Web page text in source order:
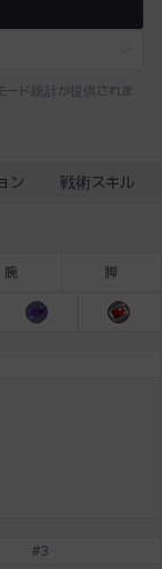
クレイヴァー クロエ
ティア テオドール
ード統計が提供されま
ン 戦術スキル
腕 脚
#3